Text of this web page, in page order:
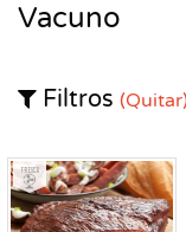
Vacuno
Filtros
Fresco